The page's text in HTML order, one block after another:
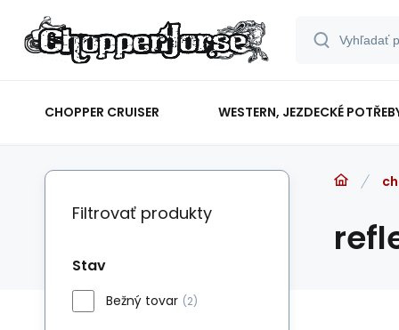
CHOPPER CRUISER WESTERN, JEZDECKÉ
Filtrovať produkty
Stav
Bežný tovar (2)